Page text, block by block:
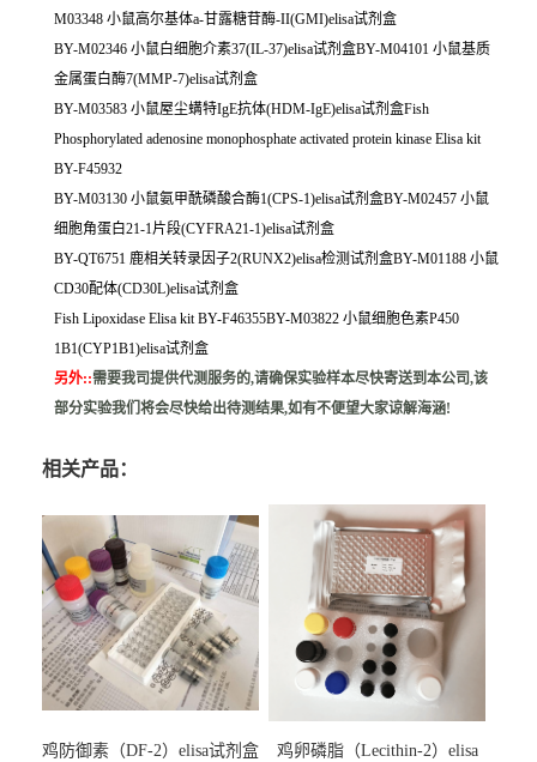
M03348 小鼠高尔基体a-甘露糖苷酶-II(GMI)elisa试剂盒
BY-M02346 小鼠白细胞介素37(IL-37)elisa试剂盒BY-M04101 小鼠基质
金属蛋白酶7(MMP-7)elisa试剂盒
BY-M03583 小鼠屋尘螨特IgE抗体(HDM-IgE)elisa试剂盒Fish
Phosphorylated adenosine monophosphate activated protein kinase Elisa kit
BY-F45932
BY-M03130 小鼠氨甲酰磷酸合酶1(CPS-1)elisa试剂盒BY-M02457 小鼠
细胞角蛋白21-1片段(CYFRA21-1)elisa试剂盒
BY-QT6751 鹿相关转录因子2(RUNX2)elisa检测试剂盒BY-M01188 小鼠
CD30配体(CD30L)elisa试剂盒
Fish Lipoxidase Elisa kit BY-F46355BY-M03822 小鼠细胞色素P450
1B1(CYP1B1)elisa试剂盒
另外::需要我司提供代测服务的,请确保实验样本尽快寄送到本公司,该
部分实验我们将会尽快给出待测结果,如有不便望大家谅解海涵!
相关产品：
鸡防御素（DF-2）elisa试剂盒
鸡卵磷脂（Lecithin-2）elisa